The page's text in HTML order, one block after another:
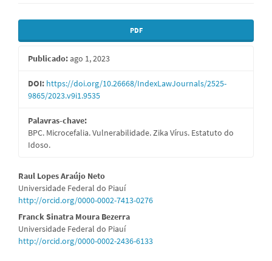
Barra
lateral
de
artigos
PDF
Publicado:ago 1, 2023
DOI: https://doi.org/10.26668/IndexLawJournals/2525-
9865/2023.v9i1.9535
Palavras-chave:
BPC. Microcefalia. Vulnerabilidade. Zika Vírus. Estatuto do
Idoso.
Conteúdo
do
artigo
principal
Raul Lopes Araújo Neto
Universidade Federal do Piauí
http://orcid.org/0000-0002-7413-0276
Franck Sinatra Moura Bezerra
Universidade Federal do Piauí
http://orcid.org/0000-0002-2436-6133